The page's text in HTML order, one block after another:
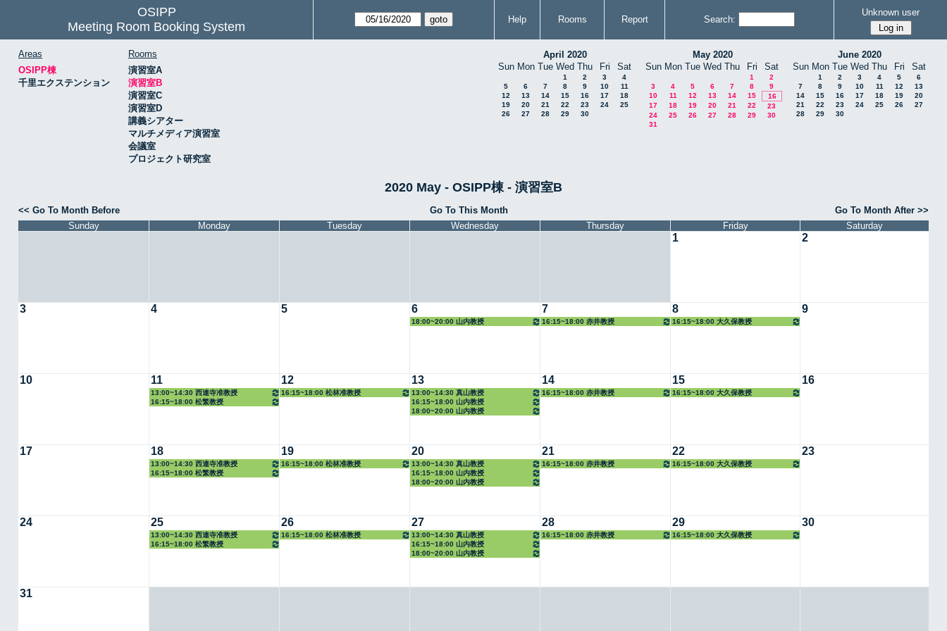
OSIPP
Meeting Room Booking System
Help Rooms Report Search:
Unknown user
Areas
OSIPP棟
千里エクステンション
Rooms
演習室A
演習室B
演習室C
演習室D
講義シアター
マルチメディア演習室
会議室
プロジェクト研究室
April 2020
Sun Mon Tue Wed Thu Fri Sat
1 2 3
4
5
6 7 8 9 10
11
12
13 14 15 16 17
18
19
20 21 22 23 24
25
26
27 28 29 30
May 2020
Sun Mon Tue Wed Thu Fri Sat
1
2
3
4 5 6 7 8
9
10
11 12 13 14 15
16
17
18 19 20 21 22
23
24
25 26 27 28 29
30
31
June 2020
Sun Mon Tue Wed Thu Fri Sat
1 2 3 4 5
6
7
8 9 10 11 12
13
14
15 16 17 18 19
20
21
22 23 24 25 26
27
28
29 30
2020 May - OSIPP棟 - 演習室B
<< Go To Month Before Go To This Month
Go To Month After >>
Sunday
Monday Tuesday Wednesday Thursday Friday Saturday
1 2
3 4 5 6
18:00~20:00 山内教授
7
16:15~18:00 赤井教授
8
16:15~18:00 大久保教授
9
10 11
13:00~14:30 西連寺准教授
16:15~18:00 松繁教授
12
16:15~18:00 松林准教授
13
13:00~14:30 真山教授
16:15~18:00 山内教授
18:00~20:00 山内教授
14
16:15~18:00 赤井教授
15
16:15~18:00 大久保教授
16
17 18
13:00~14:30 西連寺准教授
16:15~18:00 松繁教授
19
16:15~18:00 松林准教授
20
13:00~14:30 真山教授
16:15~18:00 山内教授
18:00~20:00 山内教授
21
16:15~18:00 赤井教授
22
16:15~18:00 大久保教授
23
24 25
13:00~14:30 西連寺准教授
16:15~18:00 松繁教授
26
16:15~18:00 松林准教授
27
13:00~14:30 真山教授
16:15~18:00 山内教授
18:00~20:00 山内教授
28
16:15~18:00 赤井教授
29
16:15~18:00 大久保教授
30
31